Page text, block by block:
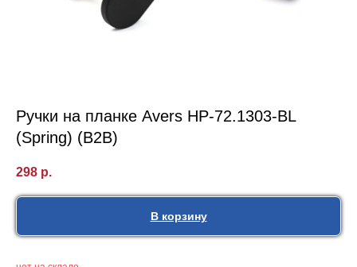
Ручки на планке Avers HP-72.1303-BL
(Spring) (B2B)
298 р.
В корзину